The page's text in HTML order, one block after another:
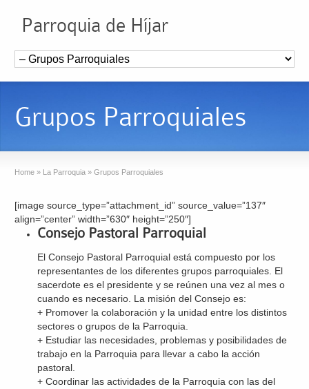
Parroquia de Híjar
Grupos Parroquiales
Home » La Parroquia » Grupos Parroquiales
[image source_type=”attachment_id” source_value=”137″
align=”center” width=”630″ height=”250″]
Consejo Pastoral Parroquial
El Consejo Pastoral Parroquial está compuesto por los
representantes de los diferentes grupos parroquiales. El
sacerdote es el presidente y se reúnen una vez al mes o
cuando es necesario. La misión del Consejo es:
+ Promover la colaboración y la unidad entre los distintos
sectores o grupos de la Parroquia.
+ Estudiar las necesidades, problemas y posibilidades de
trabajo en la Parroquia para llevar a cabo la acción
pastoral.
+ Coordinar las actividades de la Parroquia con las del